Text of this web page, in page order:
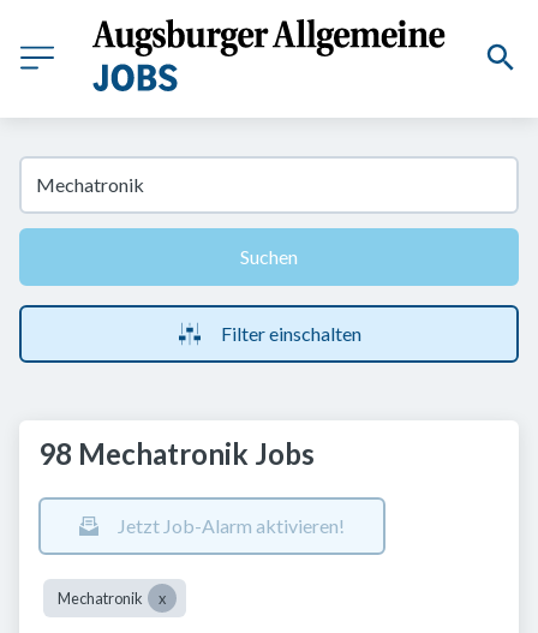
Suchen
Filter einschalten
98 Mechatronik Jobs
Jetzt Job-Alarm aktivieren!
Mechatronik